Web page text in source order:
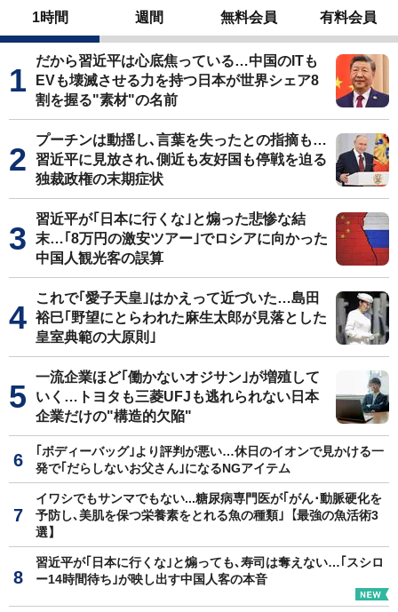
1時間 週間 無料会員 有料会員
だから習近平は心底焦っている…中国のITも
EVも壊滅させる力を持つ日本が世界シェア8
割を握る"素材"の名前
プーチンは動揺し､言葉を失ったとの指摘も…
習近平に見放され､側近も友好国も停戦を迫る
独裁政権の末期症状
習近平が｢日本に行くな｣と煽った悲惨な結
末…｢8万円の激安ツアー｣でロシアに向かった
中国人観光客の誤算
これで｢愛子天皇｣はかえって近づいた…島田
裕巳｢野望にとらわれた麻生太郎が見落とした
皇室典範の大原則｣
一流企業ほど｢働かないオジサン｣が増殖して
いく…トヨタも三菱UFJも逃れられない日本
企業だけの"構造的欠陥"
｢ボディーバッグ｣より評判が悪い…休日のイオンで見かける一
発で｢だらしないお父さん｣になるNGアイテム
イワシでもサンマでもない...糖尿病専門医が｢がん･動脈硬化を
予防し､美肌を保つ栄養素をとれる魚の種類｣【最強の魚活術3
選】
習近平が｢日本に行くな｣と煽っても､寿司は奪えない…｢スシロ
ー14時間待ち｣が映し出す中国人客の本音